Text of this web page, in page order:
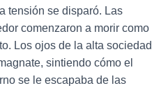
tensión se disparó. Las
comenzaron a morir como
Los ojos de la alta sociedad
sintiendo cómo el
se le escapaba de las